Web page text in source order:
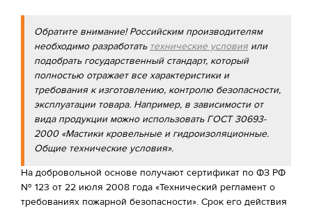
Обратите внимание! Российским производителям
необходимо разработать технические условия или
подобрать государственный стандарт, который
полностью отражает все характеристики и
требования к изготовлению, контролю безопасности,
эксплуатации товара. Например, в зависимости от
вида продукции можно использовать ГОСТ 30693-
2000 «Мастики кровельные и гидроизоляционные.
Общие технические условия».
На добровольной основе получают сертификат по ФЗ РФ
№ 123 от 22 июля 2008 года «Технический регламент о
требованиях пожарной безопасности». Срок его действия